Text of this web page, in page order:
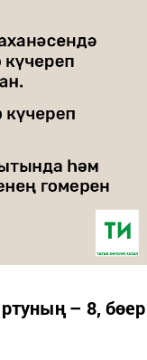
– 8, бөер